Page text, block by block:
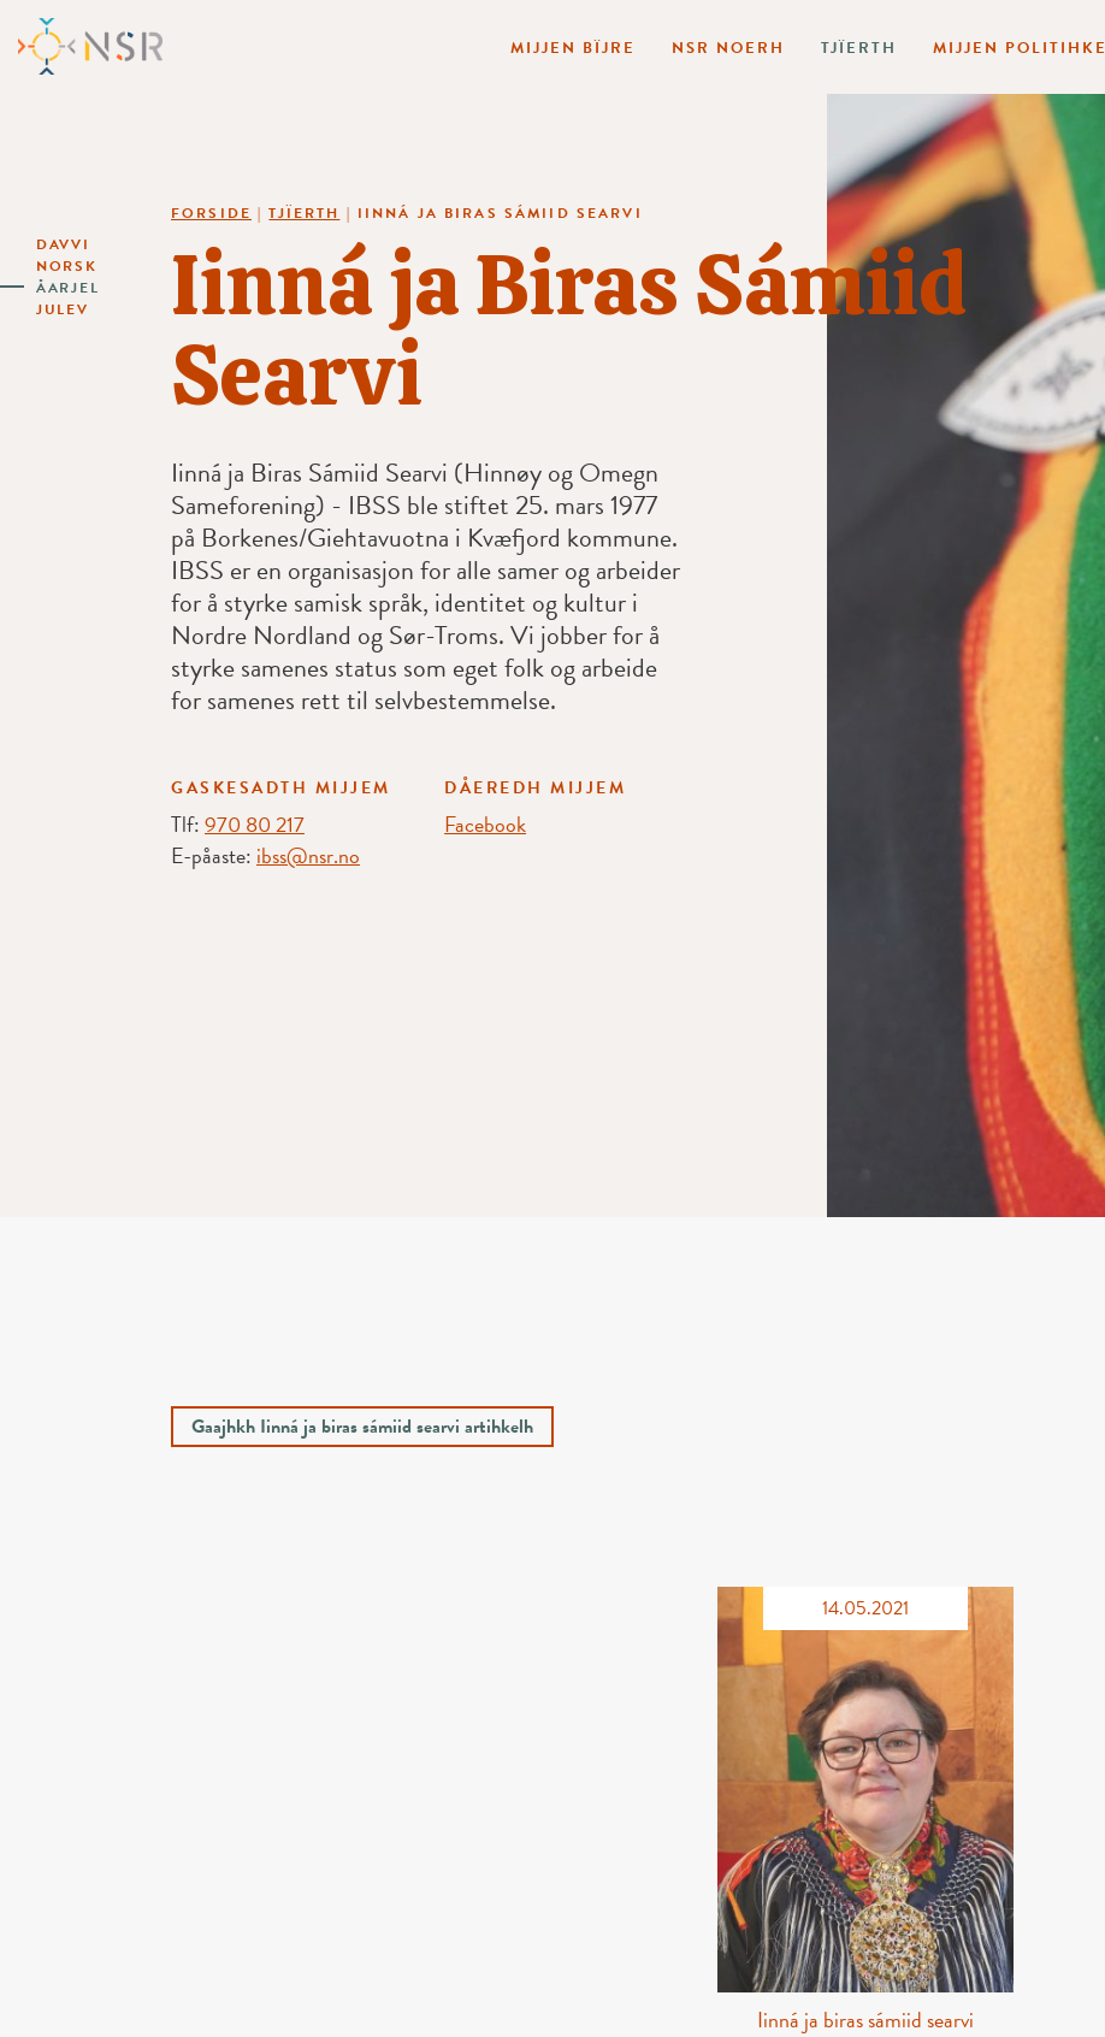
DAVVI
NORSK
ÅARJEL
JULEV
MIJJEN BÏJRE NSR NOERH TJÏERTH MIJJEN POLITIHKE
FORSIDE |TJÏERTH | IINNÁ JA BIRAS SÁMIID SEARVI
Iinná ja Biras Sámiid
Searvi
Iinná ja Biras Sámiid Searvi (Hinnøy og Omegn
Sameforening) - IBSS ble stiftet 25. mars 1977
på Borkenes/Giehtavuotna i Kvæfjord kommune.
IBSS er en organisasjon for alle samer og arbeider
for å styrke samisk språk, identitet og kultur i
Nordre Nordland og Sør-Troms. Vi jobber for å
styrke samenes status som eget folk og arbeide
for samenes rett til selvbestemmelse.
GASKESADTH MIJJEM
Tlf:970 80 217
E-påaste: ibss@nsr.no
DÅEREDH MIJJEM
Facebook
Gaajhkh Iinná ja biras sámiid searvi artihkelh
14.05.2021
Iinná ja biras sámiid searvi